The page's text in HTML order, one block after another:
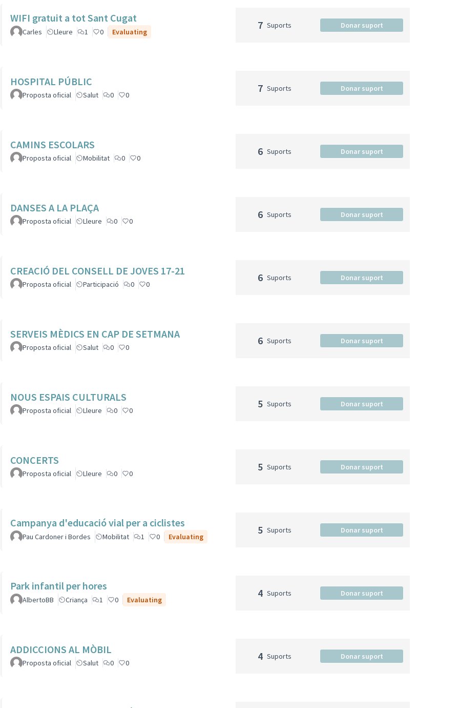
WIFI gratuit a tot Sant Cugat
Carles Lleure 1 0 Evaluating
7 Suports Donar suport
HOSPITAL PÚBLIC
Proposta oficial Salut 0 0
7 Suports Donar suport
CAMINS ESCOLARS
Proposta oficial Mobilitat 0 0
6 Suports Donar suport
DANSES A LA PLAÇA
Proposta oficial Lleure 0 0
6 Suports Donar suport
CREACIÓ DEL CONSELL DE JOVES 17-21
Proposta oficial Participació 0 0
6 Suports Donar suport
SERVEIS MÈDICS EN CAP DE SETMANA
Proposta oficial Salut 0 0
6 Suports Donar suport
NOUS ESPAIS CULTURALS
Proposta oficial Lleure 0 0
5 Suports Donar suport
CONCERTS
Proposta oficial Lleure 0 0
5 Suports Donar suport
Campanya d'educació vial per a ciclistes
Pau Cardoner i Bordes Mobilitat 1 0 Evaluating
5 Suports Donar suport
Park infantil per hores
AlbertoBB Criança 1 0 Evaluating
4 Suports Donar suport
ADDICCIONS AL MÒBIL
Proposta oficial Salut 0 0
4 Suports Donar suport